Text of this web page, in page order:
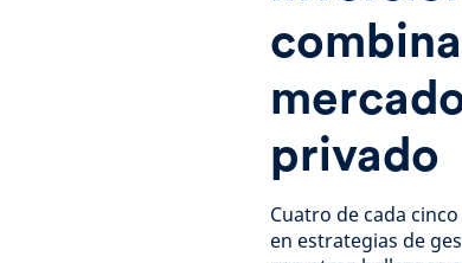
privado
Cuatro de cada
en estrategias de